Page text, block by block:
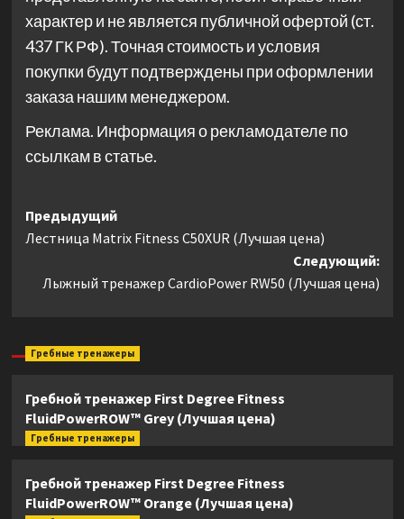
характер и не является публичной офертой (ст.
437 ГК РФ). Точная стоимость и условия
покупки будут подтверждены при оформлении
заказа нашим менеджером.
Реклама. Информация о рекламодателе по
ссылкам в статье.
Навигация
записи
Предыдущий
Лестница Matrix Fitness C50XUR (Лучшая цена)
Следующий:
Лыжный тренажер CardioPower RW50 (Лучшая цена)
Гребные тренажеры
Гребной тренажер First Degree Fitness
FluidPowerROW™ Grey (Лучшая цена)
Гребные тренажеры
Гребной тренажер First Degree Fitness
FluidPowerROW™ Orange (Лучшая цена)